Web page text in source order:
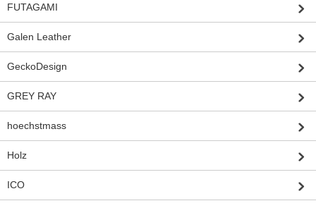
FUTAGAMI
Galen Leather
GeckoDesign
GREY RAY
hoechstmass
Holz
ICO